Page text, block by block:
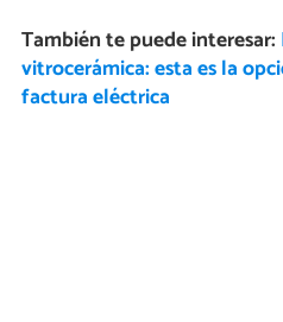
También te puede interesar:
vitrocerámica: esta es la
factura eléctrica